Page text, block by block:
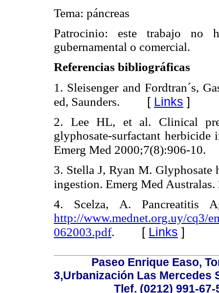
Tema: páncreas
Patrocinio: este trabajo no
gubernamental o comercial.
Referencias bibliográficas
1. Sleisenger and Fordtran´s,
ed, Saunders. [ Links ]
2. Lee HL, et al. Clinical
glyphosate-surfactant
Emerg Med 2000;7(8):906-10.
3. Stella J, Ryan M.
ingestion. Emerg Med
4. Scelza, A. Pancreatitis
http://www.mednet.org.uy/cq3/
062003.pdf. [ Links ]
Paseo Enrique Easo,
3,Urbanización Las Mercedes
Tlef. (0212) 991-